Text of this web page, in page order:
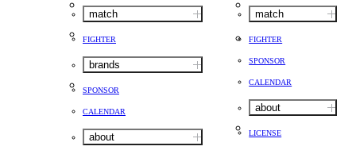
match
FIGHTER
brands
SPONSOR
CALENDAR
about
match
FIGHTER
SPONSOR
CALENDAR
about
LICENSE